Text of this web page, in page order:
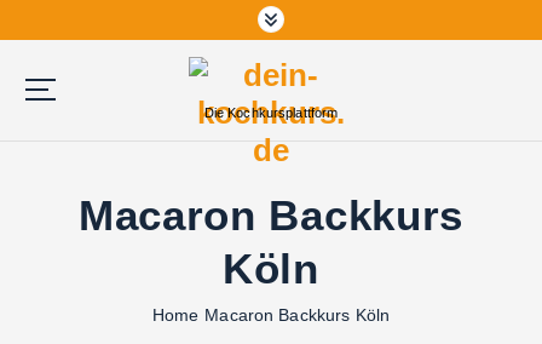
Die Kochkursplattform
Macaron Backkurs
Köln
Home Macaron Backkurs Köln